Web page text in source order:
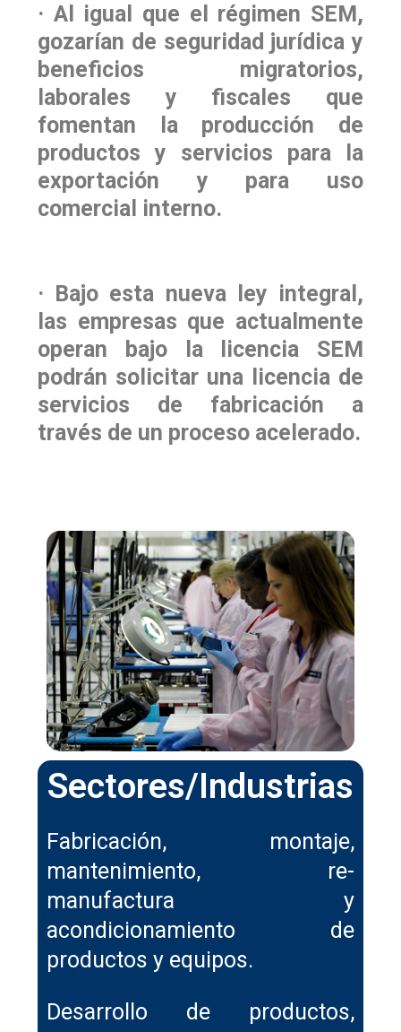
· Al igual que el régimen SEM,
gozarían de seguridad jurídica y
beneficios migratorios,
laborales y fiscales que
fomentan la producción de
productos y servicios para la
exportación y para uso
comercial interno.
· Bajo esta nueva ley integral,
las empresas que actualmente
operan bajo la licencia SEM
podrán solicitar una licencia de
servicios de fabricación a
través de un proceso acelerado.
Sectores/Industrias
Fabricación, montaje,
mantenimiento, re-
manufactura y
acondicionamiento de
productos y equipos.
Desarrollo de productos,